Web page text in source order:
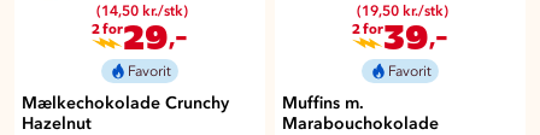
(14,50 kr./stk)
2 for29 ,-
Favorit
Mælkechokolade Crunchy
Hazelnut
(19,50 kr./stk)
2 for39 ,-
Favorit
Muffins m.
Marabouchokolade